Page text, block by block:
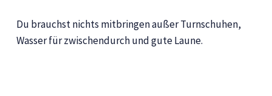
Du brauchst nichts mitbringen außer Turnschuhen,
Wasser für zwischendurch und gute Laune.